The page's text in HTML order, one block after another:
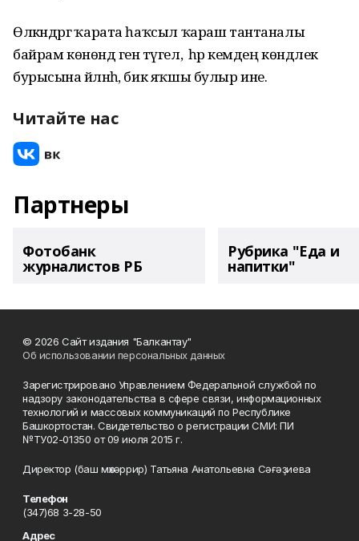
Өлкәндәргә ҡарата һаҡсыл ҡараш тантаналы
байрам көнөндә генә түгел, ә һәр кемдең көндәлек
бурысына әйләнһә, бик яҡшы булыр ине.
Читайте нас
Партнеры
Фотобанк
журналистов РБ
Рубрика "Еда и
напитки"
© 2026 Сайт издания "Балкантау"
Об использовании персональных данных
Зарегистрировано Управлением Федеральной службой по
надзору законодательства в сфере связи, информационных
технологий и массовых коммуникаций по Республике
Башкортостан. Свидетельство о регистрации СМИ: ПИ
№ТУ02-01350 от 09 июля 2015 г.
Директор (баш мөхәррир) Татьяна Анатольевна Сәғәҙиева
Телефон
(347)68 3-28-50
Адрес